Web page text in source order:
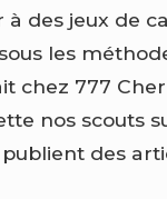
à des jeux de
les
chez 777
nos scouts
des